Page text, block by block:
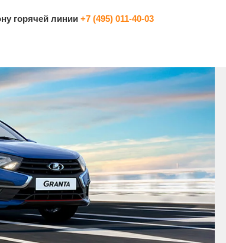
горячей линии +7 (495) 011-40-03